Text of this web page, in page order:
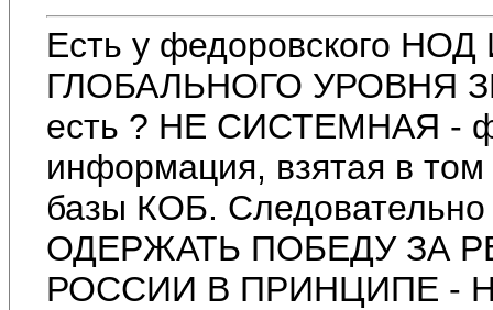
Есть у федоровского
ГЛОБАЛЬНОГО УРОВНЯ
есть ? НЕ СИСТЕМНАЯ -
информация, взятая в
базы КОБ. Следовательно
ОДЕРЖАТЬ ПОБЕДУ ЗА
РОССИИ В ПРИНЦИПЕ -